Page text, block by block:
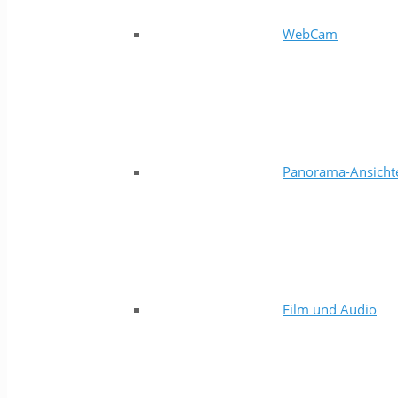
WebCam
Panorama-
Film und Audio